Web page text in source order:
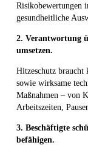
Risikobewertungen
gesundheitliche
2. Verantwortung
umsetzen.
Hitzeschutz braucht
sowie wirksame
Maßnahmen – von
Arbeitszeiten,
3. Beschäftigte
befähigen.